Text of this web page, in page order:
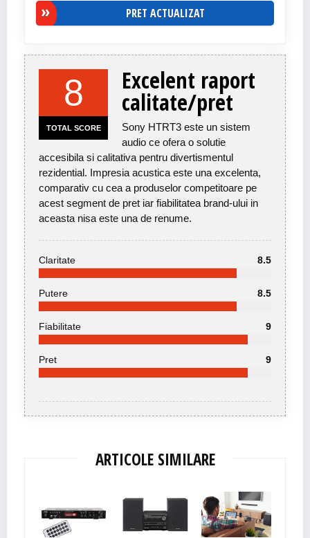
PRET ACTUALIZAT
8
TOTAL SCORE
Excelent raport
calitate/pret
Sony HTRT3 este un sistem
audio ce ofera o solutie
accesibila si calitativa pentru divertismentul
rezidential. Impresia acustica este una excelenta,
comparativ cu cea a produselor competitoare pe
acest segment de pret iar fiabilitatea brand-ului in
aceasta nisa este una de renume.
Claritate 8.5
Putere 8.5
Fiabilitate 9
Pret 9
ARTICOLE SIMILARE